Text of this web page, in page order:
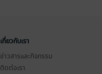
เกี่ยวกับเรา
ข่าวสารและกิจกรรม
ติดต่อเรา